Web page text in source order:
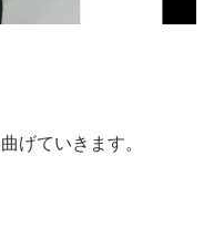
げていきます。